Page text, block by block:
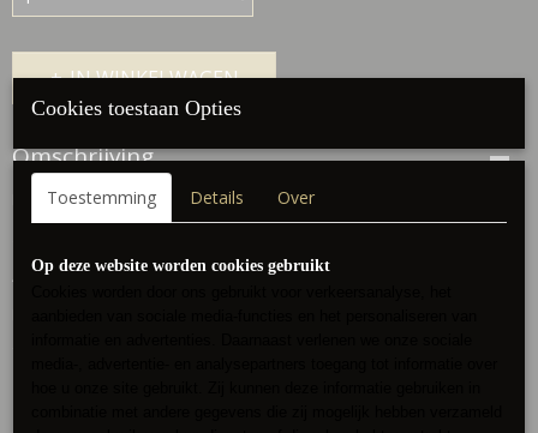
IN WINKELWAGEN
Omschrijving
Mooie singlet
A line
Cookies toestaan Opties
Toestemming Details Over
Op deze website worden cookies gebruikt